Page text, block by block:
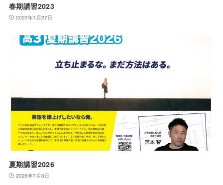
春期講習2023
2023年1月27日
夏期講習2026
2026年7月3日